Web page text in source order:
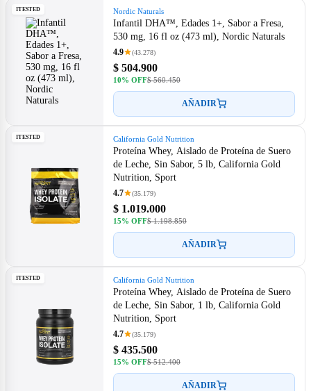
ITESTED Nordic Naturals
Infantil DHA™, Edades 1+, Sabor a Fresa,
530 mg, 16 fl oz (473 ml), Nordic Naturals
4.9 (43.278)
$ 504.900
10% OFF$ 560.450
AÑADIR
ITESTED California Gold Nutrition
Proteína Whey, Aislado de Proteína de Suero
de Leche, Sin Sabor, 5 lb, California Gold
Nutrition, Sport
4.7 (35.179)
$ 1.019.000
15% OFF$ 1.198.850
AÑADIR
ITESTED California Gold Nutrition
Proteína Whey, Aislado de Proteína de Suero
de Leche, Sin Sabor, 1 lb, California Gold
Nutrition, Sport
4.7 (35.179)
$ 435.500
15% OFF$ 512.400
AÑADIR